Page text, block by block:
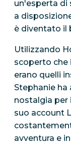
un'esperta di
a
è diventato il
Utilizzando
scoperto che
erano quelli
Stephanie
nostalgia per
suo account
avventura e